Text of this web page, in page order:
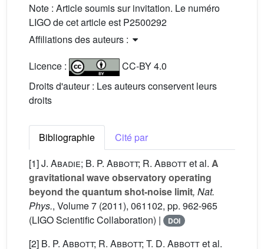
Note : Article soumis sur invitation. Le numéro
LIGO de cet article est P2500292
Affiliations des auteurs :
Licence :
CC-BY 4.0
Droits d'auteur : Les auteurs conservent leurs
droits
Bibliographie
Cité par
[1]J. Abadie; B. P. Abbott; R. Abbottet al. A
gravitational wave observatory operating
beyond the quantum shot-noise limit, Nat.
Phys., Volume 7 (2011), 061102, pp. 962-965
(LIGO Scientific Collaboration) |
DOI
[2] B. P. Abbott; R. Abbott; T. D. Abbottet al.